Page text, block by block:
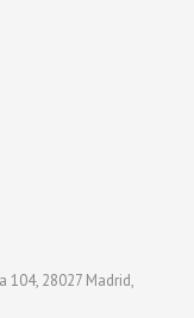
104, 28027 Madrid,